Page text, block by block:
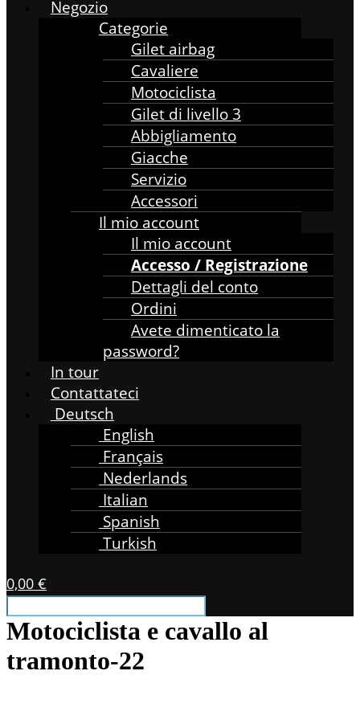
Negozio
Categorie
Gilet airbag
Cavaliere
Motociclista
Gilet di livello 3
Abbigliamento
Giacche
Servizio
Accessori
Il mio account
Il mio account
Accesso / Registrazione
Dettagli del conto
Ordini
Avete dimenticato la
password?
In tour
Contattateci
Deutsch
English
Français
Nederlands
Italian
Spanish
Turkish
0,00 €
Motociclista e cavallo al
tramonto-22